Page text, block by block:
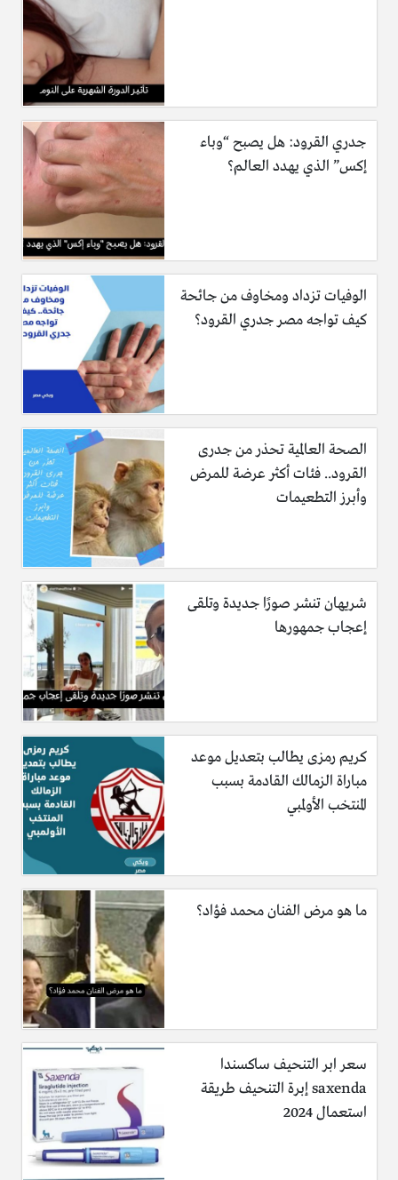
جدري القرود: هل يصبح “وباء
إكس” الذي يهدد العالم؟
الوفيات تزداد ومخاوف من جائحة
كيف تواجه مصر جدري القرود؟
الصحة العالمية تحذر من جدرى
القرود.. فئات أكثر عرضة للمرض
وأبرز التطعيمات
شريهان تنشر صورًا جديدة وتلقى
إعجاب جمهورها
كريم رمزى يطالب بتعديل موعد
مباراة الزمالك القادمة بسبب
المنتخب الأولمبي
ما هو مرض الفنان محمد فؤاد؟
سعر ابر التنحيف ساكسندا
saxenda إبرة التنحيف طريقة
استعمال 2024